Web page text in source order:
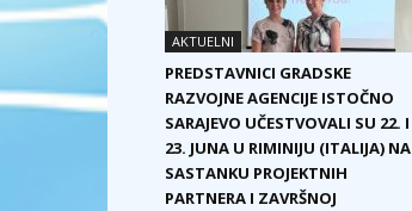
AKTUELNI
PREDSTAVNICI GRADSKE
RAZVOJNE AGENCIJE ISTOČNO
SARAJEVO UČESTVOVALI SU 22. I
23. JUNA U RIMINIJU (ITALIJA) NA
SASTANKU PROJEKTNIH
PARTNERA I ZAVRŠNOJ